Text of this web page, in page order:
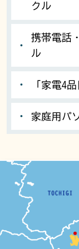
クル
携帯電話
ル
「家電4
家庭用パ